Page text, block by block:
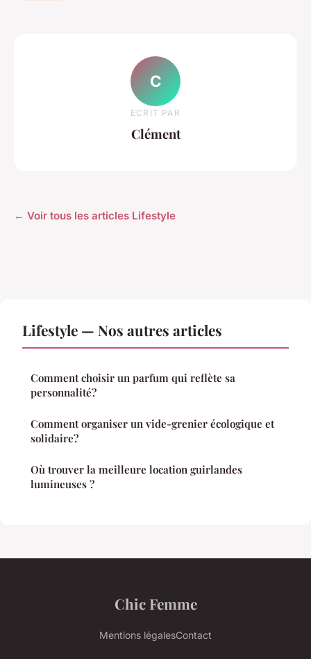
C
ECRIT PAR
Clément
← Voir tous les articles Lifestyle
Lifestyle — Nos autres articles
Comment choisir un parfum qui reflète sa
personnalité?
Comment organiser un vide-grenier écologique et
solidaire?
Où trouver la meilleure location guirlandes
lumineuses ?
Chic Femme
Mentions légalesContact